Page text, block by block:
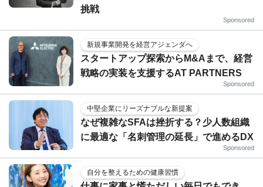
挑戦
Sponsored
新規事業開発を経営アジェンダへ
スタートアップ探索からM&Aまで、経営
戦略の実装を支援するAT PARTNERS
Sponsored
中堅企業にリーズナブルな新提案
なぜ複雑なSFAは挫折する？少人数組織
に最適な「名刺管理の延長」で進めるDX
Sponsored
自分を整えるための健康習慣